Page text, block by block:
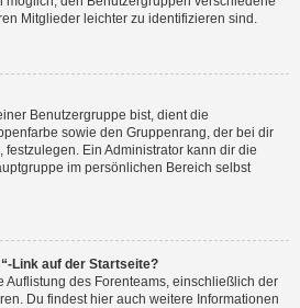
Mitglieder leichter zu identifizieren sind.
Benutzergruppe bist, dient die
sowie den Gruppenrang, der bei dir
Ein Administrator kann dir die
im persönlichen Bereich selbst
Link auf der Startseite?
Auflistung des Forenteams, einschließlich der
Du findest hier auch weitere Informationen